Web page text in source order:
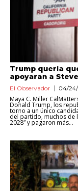
Trump quería
apoyaran a
El Observador 04/
Maya C. Miller
Donald Trump, los
torno a un único
del partido, muchos de
2028” y pagaron más...